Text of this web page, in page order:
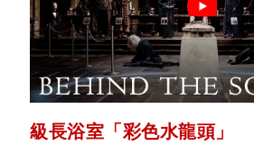
級長浴室「彩色水龍頭」